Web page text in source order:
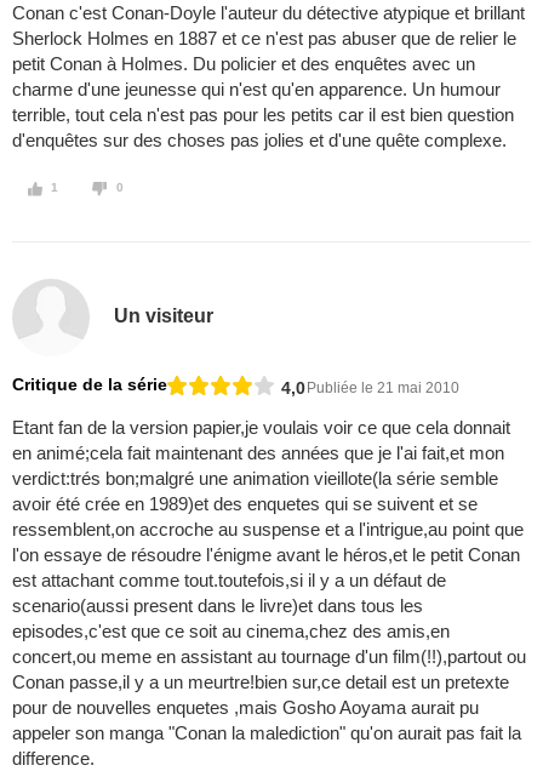
Conan c'est Conan-Doyle l'auteur du détective atypique et brillant
Sherlock Holmes en 1887 et ce n'est pas abuser que de relier le
petit Conan à Holmes. Du policier et des enquêtes avec un
charme d'une jeunesse qui n'est qu'en apparence. Un humour
terrible, tout cela n'est pas pour les petits car il est bien question
d'enquêtes sur des choses pas jolies et d'une quête complexe.
1 0
Un visiteur
Critique de la série 4,0Publiée le 21 mai 2010
Etant fan de la version papier,je voulais voir ce que cela donnait
en animé;cela fait maintenant des années que je l'ai fait,et mon
verdict:trés bon;malgré une animation vieillote(la série semble
avoir été crée en 1989)et des enquetes qui se suivent et se
ressemblent,on accroche au suspense et a l'intrigue,au point que
l'on essaye de résoudre l'énigme avant le héros,et le petit Conan
est attachant comme tout.toutefois,si il y a un défaut de
scenario(aussi present dans le livre)et dans tous les
episodes,c'est que ce soit au cinema,chez des amis,en
concert,ou meme en assistant au tournage d'un film(!!),partout ou
Conan passe,il y a un meurtre!bien sur,ce detail est un pretexte
pour de nouvelles enquetes ,mais Gosho Aoyama aurait pu
appeler son manga "Conan la malediction" qu'on aurait pas fait la
difference.